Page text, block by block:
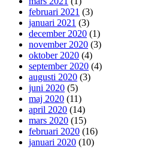
februari 2021 (3)
januari 2021 (3)
december 2020 (1)
november 2020 (3)
oktober 2020 (4)
september 2020 (4)
augusti 2020 (3)
juni 2020 (5)
maj 2020 (11)
april 2020 (14)
mars 2020 (15)
februari 2020 (16)
januari 2020 (10)